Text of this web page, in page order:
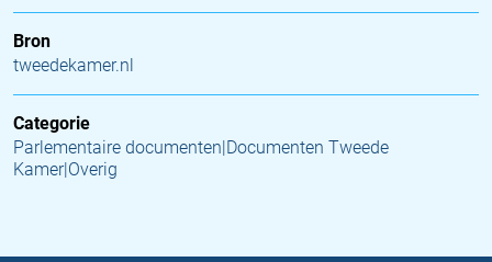
Bron
tweedekamer.nl
Categorie
Parlementaire documenten|Documenten Tweede
Kamer|Overig